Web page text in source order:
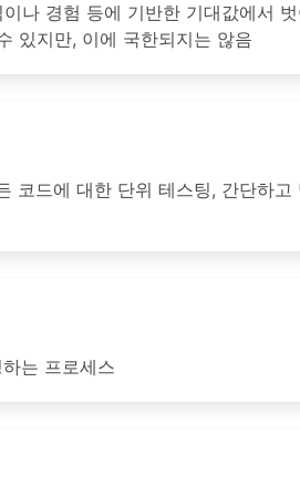
나 경험 등에 기반한 기대값에서
있지만, 이에 국한되지는 않음
코드에 대한 단위 테스팅, 간단하
는 프로세스